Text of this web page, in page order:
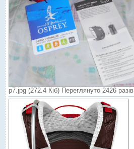
р7.jpg (272.4 Кіб) Переглянуто 2426 разів